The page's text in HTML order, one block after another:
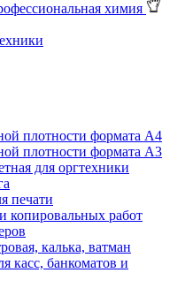
химия
плотности формата А4
плотности формата А3
для оргтехники
печати
копировальных работ
калька, ватман
касс, банкоматов и